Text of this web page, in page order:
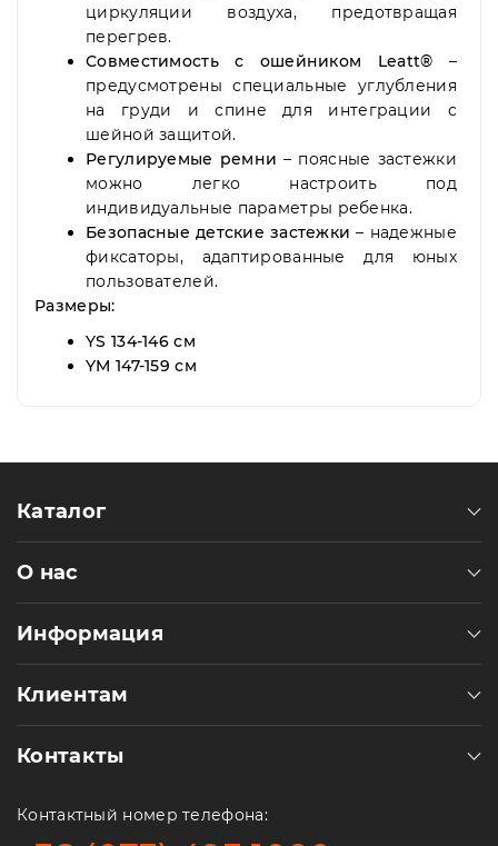
циркуляции воздуха, предотвращая
перегрев.
Совместимость с ошейником Leatt® –
предусмотрены специальные углубления
на груди и спине для интеграции с
шейной защитой.
Регулируемые ремни – поясные застежки
можно легко настроить под
индивидуальные параметры ребенка.
Безопасные детские застежки – надежные
фиксаторы, адаптированные для юных
пользователей.
Размеры:
YS 134-146 см
YM 147-159 см
Каталог
О нас
Информация
Клиентам
Контакты
Контактный номер телефона: